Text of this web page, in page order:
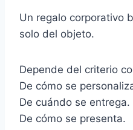
Un regalo corporativo
solo del objeto.
Depende del criterio
De cómo se
De cuándo se entrega.
De cómo se presenta.